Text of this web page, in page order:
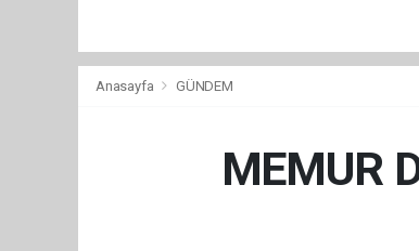
Anasayfa GÜNDEM
MEMUR